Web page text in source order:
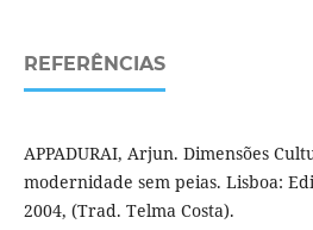
REFERÊNCIAS
APPADURAI, Arjun. Dimensões
modernidade sem peias. Lisboa:
2004, (Trad. Telma Costa).